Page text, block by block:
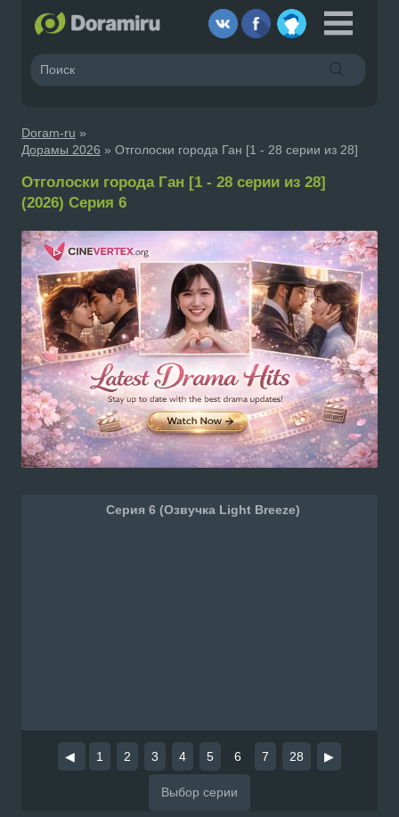
Doram-ru »
Дорамы 2026 » Отголоски города Ган [1 - 28 серии из 28]
Отголоски города Ган [1 - 28 серии из 28]
(2026) Серия 6
Серия 6 (Озвучка Light Breeze)
◀ 1 2 3 4 5 6 7 28 ▶